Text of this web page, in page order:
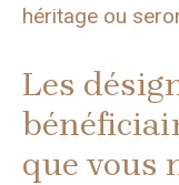
héritage ou
Les
que vous